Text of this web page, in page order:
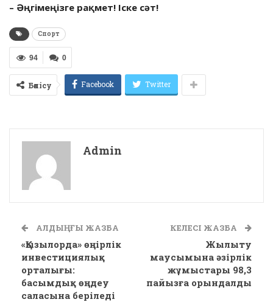
– Әңгімеңізге рақмет! Іске сәт!
Спорт
0
94
Бөлісу Facebook Twitter
Admin
АЛДЫҢҒЫ ЖАЗБА
«Қызылорда» өңірлік
инвестициялық
орталығы:
басымдық өңдеу
саласына беріледі
КЕЛЕСІ ЖАЗБА
Жылыту
маусымына әзірлік
жұмыстары 98,3
пайызға орындалды